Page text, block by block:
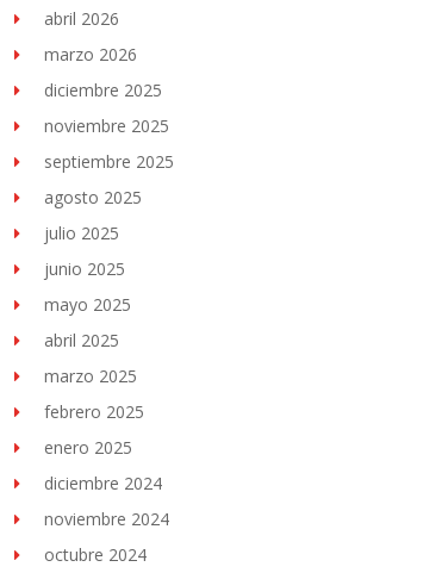
abril 2026
marzo 2026
diciembre 2025
noviembre 2025
septiembre 2025
agosto 2025
julio 2025
junio 2025
mayo 2025
abril 2025
marzo 2025
febrero 2025
enero 2025
diciembre 2024
noviembre 2024
octubre 2024